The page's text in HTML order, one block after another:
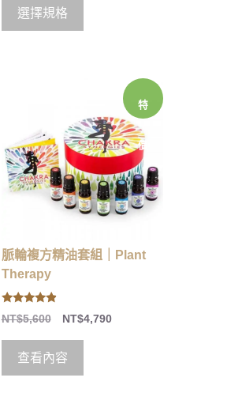
5
選擇規格
特
價
脈輪複方精油套組｜Plant
Therapy
4.67
out of 5
NT$5,600 NT$4,790
查看內容